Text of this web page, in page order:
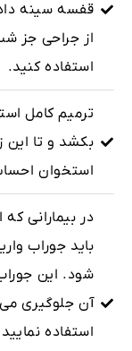
قفسه سینه
از جراحی جز
استفاده کنید.
بکشد و تا این
استخوان
در بیمارانی
باید جوراب
شود. این
آن جلوگیری
استفاده